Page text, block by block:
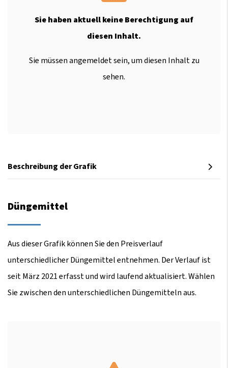
Sie haben aktuell keine Berechtigung auf
diesen Inhalt.
Sie müssen angemeldet sein, um diesen Inhalt zu
sehen.
Beschreibung der Grafik
Düngemittel
Aus dieser Grafik können Sie den Preisverlauf
unterschiedlicher Düngemittel entnehmen. Der Verlauf ist
seit März 2021 erfasst und wird laufend aktualisiert. Wählen
Sie zwischen den unterschiedlichen Düngemitteln aus.